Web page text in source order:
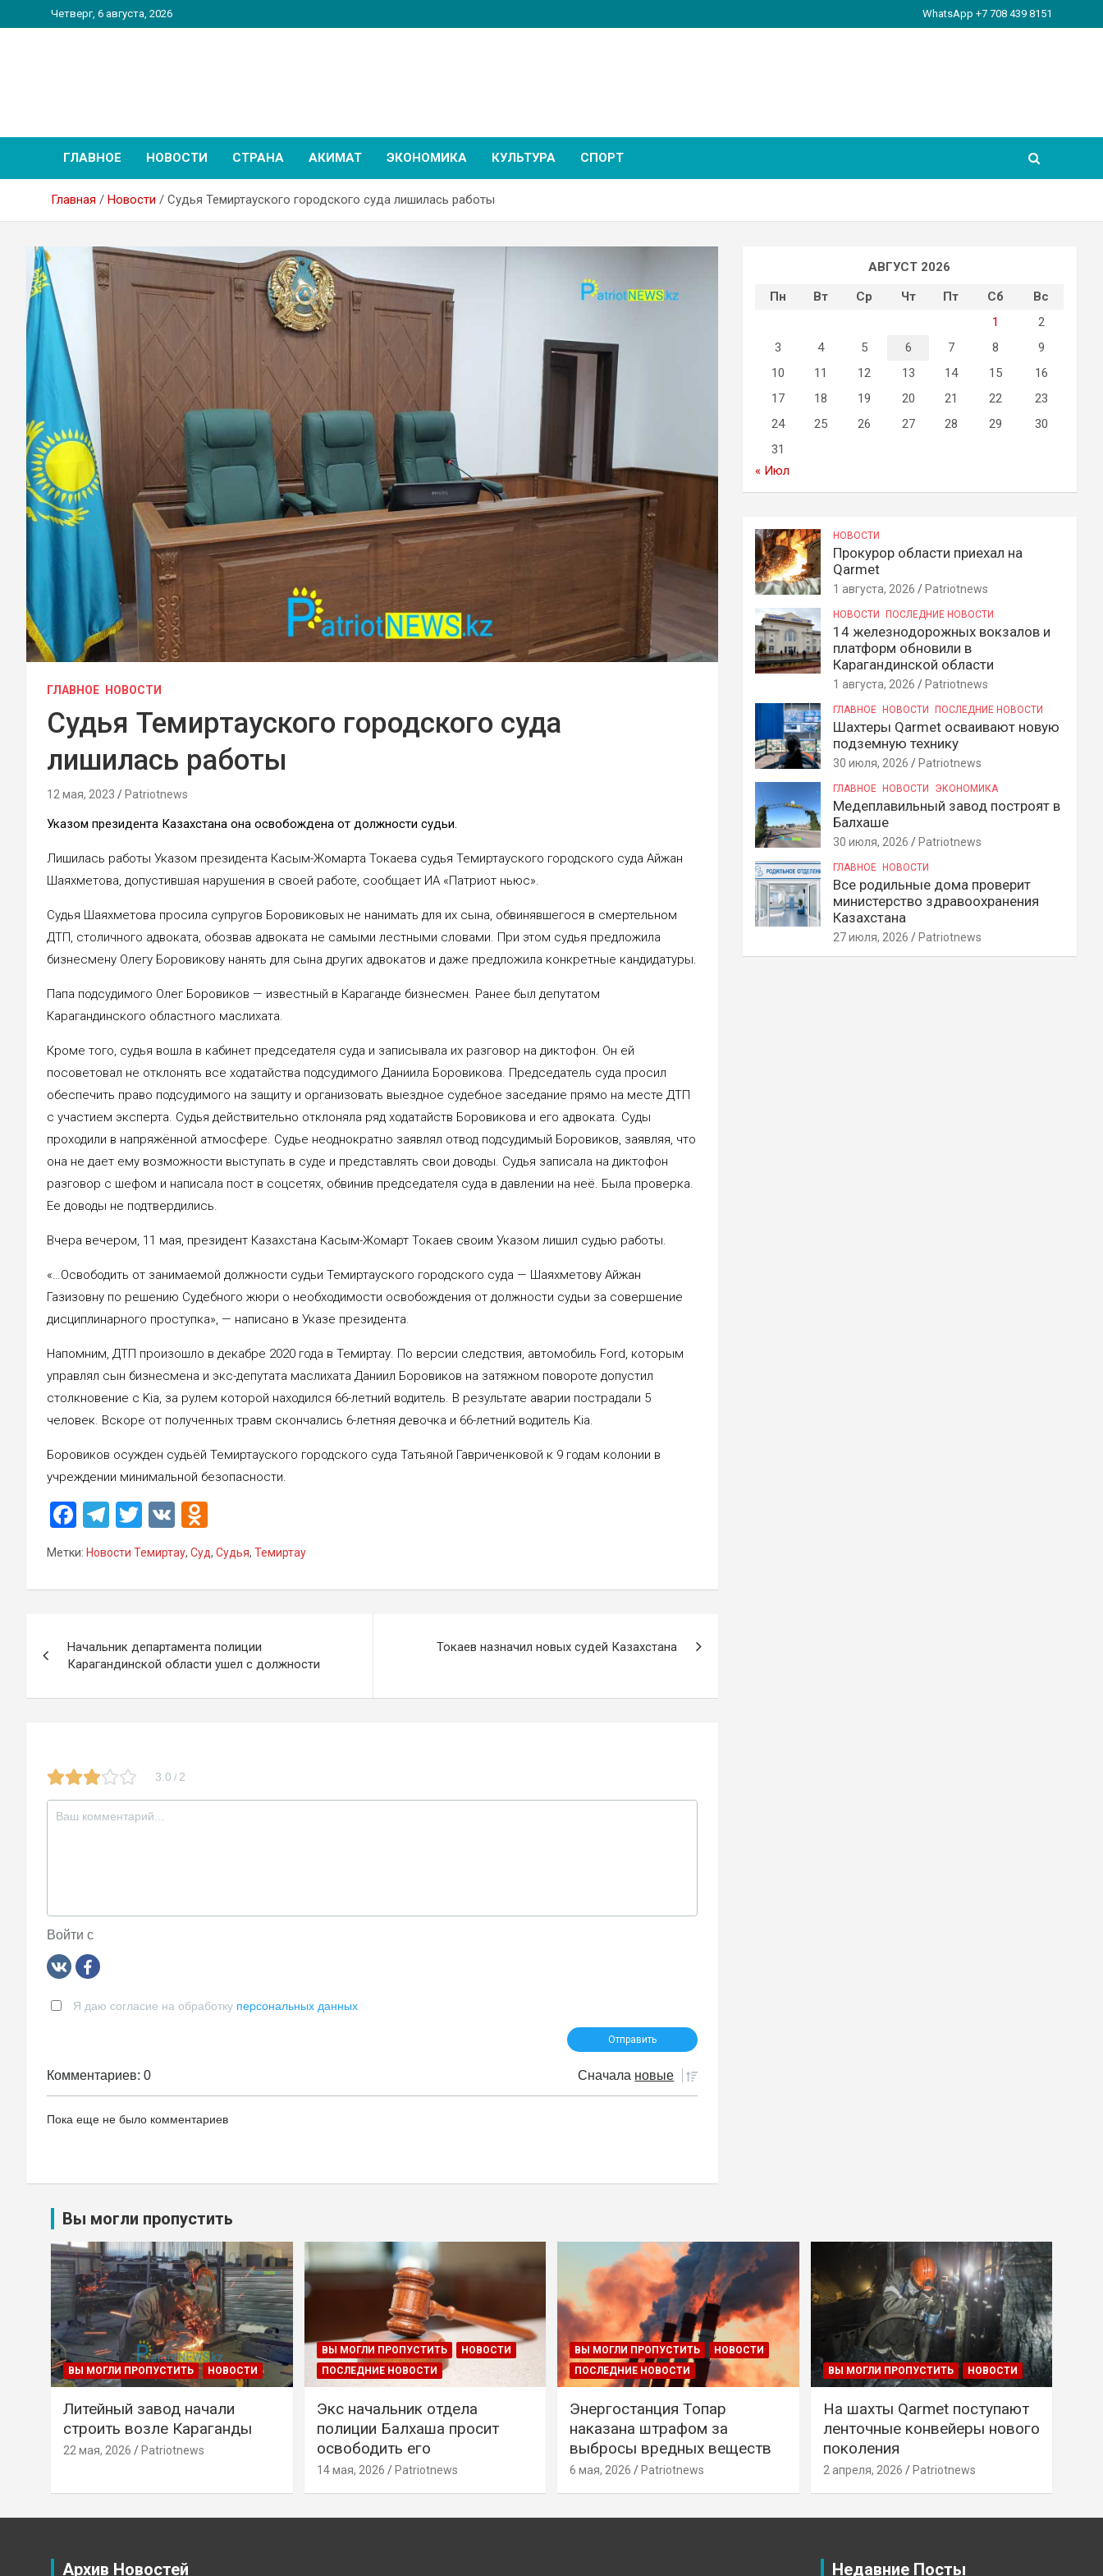
к
Четверг, 6 августа, 2026 WhatsApp +7 708 439 8151
ГЛАВНОЕ НОВОСТИ СТРАНА АКИМАТ ЭКОНОМИКА КУЛЬТУРА СПОРТ
Главная Новости Судья Темиртауского городского суда лишилась работы
ГЛАВНОЕ НОВОСТИ
Судья Темиртауского городского суда
лишилась работы
12 мая, 2023 Patriotnews
Указом президента Казахстана она освобождена от должности судьи.
Лишилась работы Указом президента Касым-Жомарта Токаева судья Темиртауского городского суда Айжан
Шаяхметова, допустившая нарушения в своей работе, сообщает ИА «Патриот ньюс».
Судья Шаяхметова просила супругов Боровиковых не нанимать для их сына, обвинявшегося в смертельном
ДТП, столичного адвоката, обозвав адвоката не самыми лестными словами. При этом судья предложила
бизнесмену Олегу Боровикову нанять для сына других адвокатов и даже предложила конкретные кандидатуры.
Папа подсудимого Олег Боровиков — известный в Караганде бизнесмен. Ранее был депутатом
Карагандинского областного маслихата.
Кроме того, судья вошла в кабинет председателя суда и записывала их разговор на диктофон. Он ей
посоветовал не отклонять все ходатайства подсудимого Даниила Боровикова. Председатель суда просил
обеспечить право подсудимого на защиту и организовать выездное судебное заседание прямо на месте ДТП
с участием эксперта. Судья действительно отклоняла ряд ходатайств Боровикова и его адвоката. Суды
проходили в напряжённой атмосфере. Судье неоднократно заявлял отвод подсудимый Боровиков, заявляя, что
она не дает ему возможности выступать в суде и представлять свои доводы. Судья записала на диктофон
разговор с шефом и написала пост в соцсетях, обвинив председателя суда в давлении на неё. Была проверка.
Ее доводы не подтвердились.
Вчера вечером, 11 мая, президент Казахстана Касым-Жомарт Токаев своим Указом лишил судью работы.
«…Освободить от занимаемой должности судьи Темиртауского городского суда — Шаяхметову Айжан
Газизовну по решению Судебного жюри о необходимости освобождения от должности судьи за совершение
дисциплинарного проступка», — написано в Указе президента.
Напомним, ДТП произошло в декабре 2020 года в Темиртау. По версии следствия, автомобиль Ford, которым
управлял сын бизнесмена и экс-депутата маслихата Даниил Боровиков на затяжном повороте допустил
столкновение с Kia, за рулем которой находился 66-летний водитель. В результате аварии пострадали 5
человек. Вскоре от полученных травм скончались 6-летняя девочка и 66-летний водитель Kia.
Боровиков осужден судьёй Темиртауского городского суда Татьяной Гавриченковой к 9 годам колонии в
учреждении минимальной безопасности.
F
a
ce
b
o
k
T
e
gr
m
T
tt
er
V
d
n
o
a
ss
ni
Метки: Новости Темиртау, Суд, Судья, Темиртау
по
записям
Начальник департамента полиции
Карагандинской области ушел с должности
Токаев назначил новых судей Казахстана
3.0 / 2
Войти с
Я даю согласие на обработку персональных данных
Комментариев: 0 Сначала новые
Пока еще не было комментариев
АВГУСТ 2026
Пн
Вт Ср Чт Пт Сб
Вс
1
2
3
4 5 6 7 8
9
10
11 12 13 14 15
16
17
18 19 20 21 22
23
24
25 26 27 28 29
30
31
« Июл
НОВОСТИ
Прокурор области приехал на
Qarmet
1 августа, 2026 Patriotnews
НОВОСТИ ПОСЛЕДНИЕ НОВОСТИ
14 железнодорожных вокзалов и
платформ обновили в
Карагандинской области
1 августа, 2026 Patriotnews
ГЛАВНОЕ НОВОСТИ ПОСЛЕДНИЕ НОВОСТИ
Шахтеры Qarmet осваивают новую
подземную технику
30 июля, 2026 Patriotnews
ГЛАВНОЕ НОВОСТИ ЭКОНОМИКА
Медеплавильный завод построят в
Балхаше
30 июля, 2026 Patriotnews
ГЛАВНОЕ НОВОСТИ
Все родильные дома проверит
министерство здравоохранения
Казахстана
27 июля, 2026 Patriotnews
Вы могли пропустить
ВЫ МОГЛИ ПРОПУСТИТЬ НОВОСТИ
Литейный завод начали
строить возле Караганды
22 мая, 2026 Patriotnews
ВЫ МОГЛИ ПРОПУСТИТЬ
НОВОСТИ
ПОСЛЕДНИЕ НОВОСТИ
Экс начальник отдела
полиции Балхаша просит
освободить его
14 мая, 2026 Patriotnews
ВЫ МОГЛИ ПРОПУСТИТЬ
НОВОСТИ
ПОСЛЕДНИЕ НОВОСТИ
Энергостанция Топар
наказана штрафом за
выбросы вредных веществ
6 мая, 2026 Patriotnews
ВЫ МОГЛИ ПРОПУСТИТЬ НОВОСТИ
На шахты Qarmet поступают
ленточные конвейеры нового
поколения
2 апреля, 2026 Patriotnews
Архив Новостей Недавние Посты